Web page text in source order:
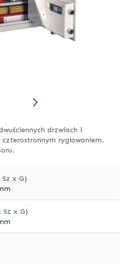
drzwiach i
ryglowaniem.
x G)
Sz x G)